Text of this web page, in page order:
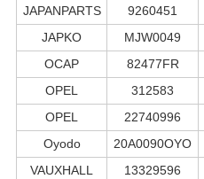
JAPANPARTS
9260451
JAPKO
MJW0049
OCAP
82477FR
OPEL
312583
OPEL
22740996
Oyodo
20A0090OYO
VAUXHALL
13329596